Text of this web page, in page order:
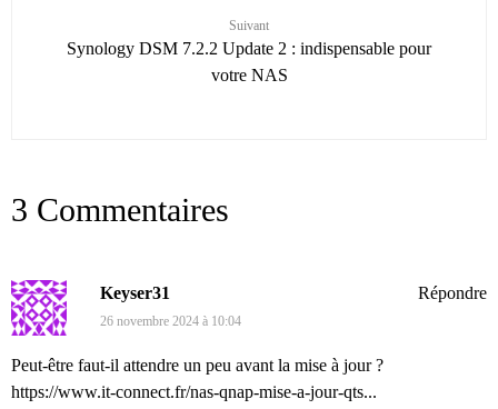
Suivant
Synology DSM 7.2.2 Update 2 : indispensable pour
votre NAS
3 Commentaires
Keyser31
26 novembre 2024 à 10:04
Peut-être faut-il attendre un peu avant la mise à jour ?
https://www.it-connect.fr/nas-qnap-mise-a-jour-qts...
Répondre